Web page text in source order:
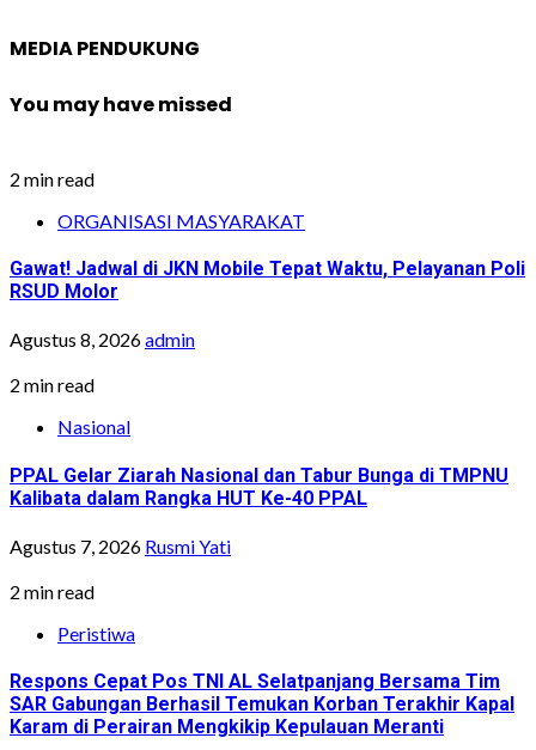
MEDIA PENDUKUNG
You may have missed
2 min read
ORGANISASI MASYARAKAT
Gawat! Jadwal di JKN Mobile Tepat Waktu, Pelayanan Poli
RSUD Molor
Agustus 8, 2026admin
2 min read
Nasional
PPAL Gelar Ziarah Nasional dan Tabur Bunga di TMPNU
Kalibata dalam Rangka HUT Ke-40 PPAL
Agustus 7, 2026 Rusmi Yati
2 min read
Peristiwa
Respons Cepat Pos TNI AL Selatpanjang Bersama Tim
SAR Gabungan Berhasil Temukan Korban Terakhir Kapal
Karam di Perairan Mengkikip Kepulauan Meranti